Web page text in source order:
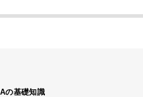
の基礎知識